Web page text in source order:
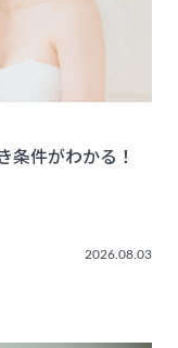
条件がわかる！
2026.08.03